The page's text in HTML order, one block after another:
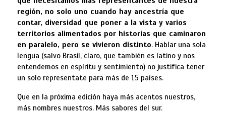
región, no solo uno cuando hay ancestría que
contar, diversidad que poner a la vista y varios
territorios alimentados por historias que caminaron
en paralelo, pero se vivieron distinto. Hablar una sola
lengua (salvo Brasil, claro, que también es latino y nos
entendemos en espíritu y sentimiento) no justifica tener
un solo representate para más de 15 países.
Que en la próxima edición haya más acentos nuestros,
más nombres nuestros. Más sabores del sur.